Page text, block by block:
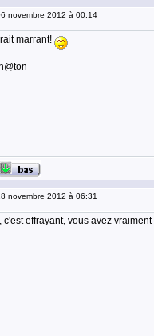
novembre 2012 à 00:14
marrant!
novembre 2012 à 06:31
c'est effrayant, vous avez